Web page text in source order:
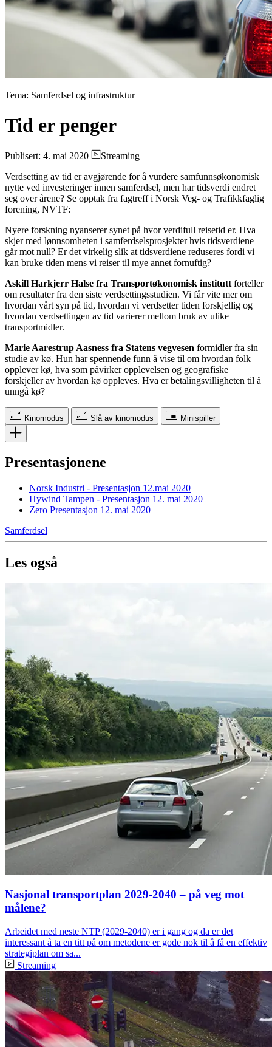
Tema: Samferdsel og infrastruktur
Tid er penger
Publisert: 4. mai 2020
Streaming
Verdsetting av tid er avgjørende for å vurdere samfunnsøkonomisk
nytte ved investeringer innen samferdsel, men har tidsverdi endret
seg over årene? Se opptak fra fagtreff i Norsk Veg- og Trafikkfaglig
forening, NVTF:
Nyere forskning nyanserer synet på hvor verdifull reisetid er. Hva
skjer med lønnsomheten i samferdselsprosjekter hvis tidsverdiene
går mot null? Er det virkelig slik at tidsverdiene reduseres fordi vi
kan bruke tiden mens vi reiser til mye annet fornuftig?
Askill Harkjerr Halse fra Transportøkonomisk institutt forteller
om resultater fra den siste verdsettingsstudien. Vi får vite mer om
hvordan vårt syn på tid, hvordan vi verdsetter tiden forskjellig og
hvordan verdsettingen av tid varierer mellom bruk av ulike
transportmidler.
Marie Aarestrup Aasness fra Statens vegvesen formidler fra sin
studie av kø. Hun har spennende funn å vise til om hvordan folk
opplever kø, hva som påvirker opplevelsen og geografiske
forskjeller av hvordan kø oppleves. Hva er betalingsvilligheten til å
unngå kø?
Kinomodus Slå av kinomodus Minispiller
Presentasjonene
Norsk Industri - Presentasjon 12.mai 2020
Hywind Tampen - Presentasjon 12. mai 2020
Zero Presentasjon 12. mai 2020
Samferdsel
Les også
Nasjonal transportplan 2029-2040 – på veg mot
målene?
Arbeidet med neste NTP (2029-2040) er i gang og da er det
interessant å ta en titt på om metodene er gode nok til å få en effektiv
strategiplan om sa...
Streaming